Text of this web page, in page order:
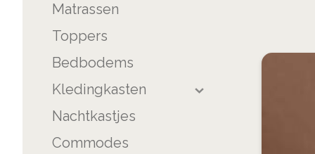
Matrassen
Toppers
Bedbodems
Kledingkasten
Nachtkastjes
Commodes